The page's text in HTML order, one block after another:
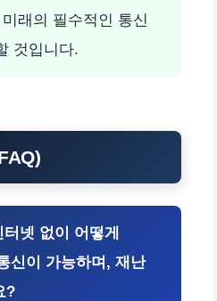
래의 필수적인 통신
것입니다.
넷 없이 어떻게
신이 가능하며, 재난
?